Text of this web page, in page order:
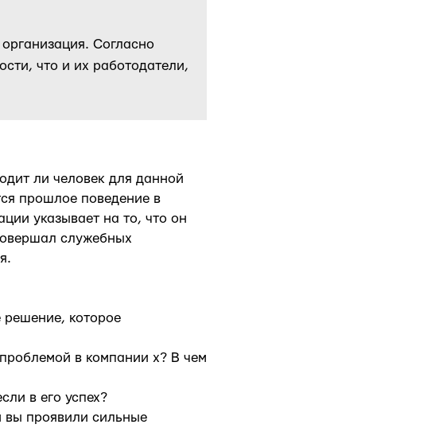
Согласно
что и их работодатели,
ли человек для данной
прошлое поведение в
указывает на то, что он
служебных
решение, которое
в компании x? В чем
в его успех?
вы проявили сильные